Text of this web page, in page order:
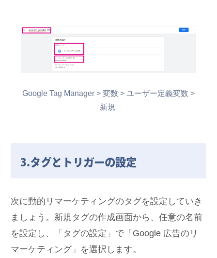
Google Tag Manager > 変数 > ユーザー定義変数 >
新規
3.タグとトリガーの設定
次に動的リマーケティングのタグを設定していき
ましょう。新規タグの作成画面から、任意の名前
を設定し、「タグの設定」で「Google 広告のリ
マーケティング」を選択します。